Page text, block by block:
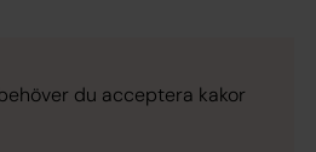
du acceptera kakor